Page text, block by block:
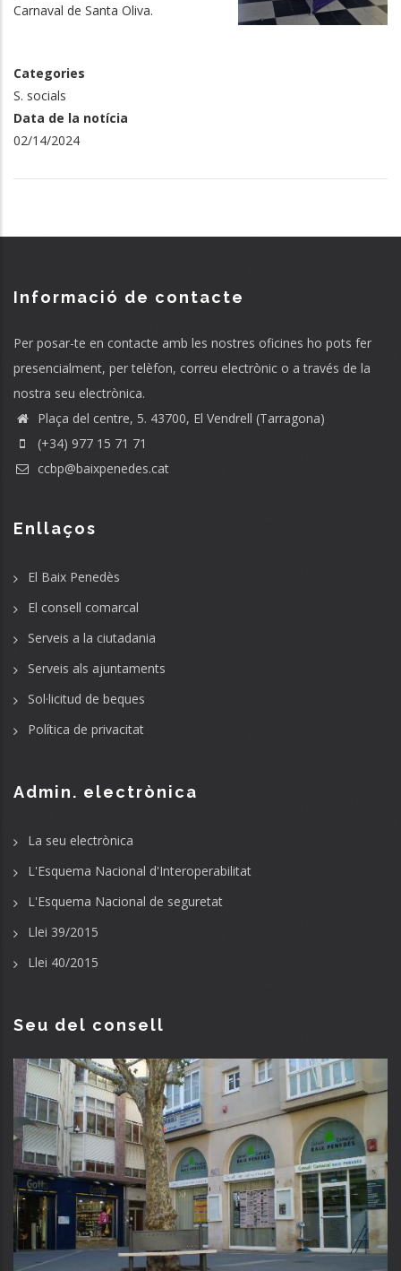
Carnaval de Santa Oliva.
Categories
S. socials
Data de la notícia
02/14/2024
Informació de contacte
Per posar-te en contacte amb les nostres oficines ho pots fer
presencialment, per telèfon, correu electrònic o a través de la
nostra seu electrònica.
Plaça del centre, 5. 43700, El Vendrell (Tarragona)
(+34) 977 15 71 71
ccbp@baixpenedes.cat
Enllaços
El Baix Penedès
El consell comarcal
Serveis a la ciutadania
Serveis als ajuntaments
Sol·licitud de beques
Política de privacitat
Admin. electrònica
La seu electrònica
L'Esquema Nacional d'Interoperabilitat
L'Esquema Nacional de seguretat
Llei 39/2015
Llei 40/2015
Seu del consell